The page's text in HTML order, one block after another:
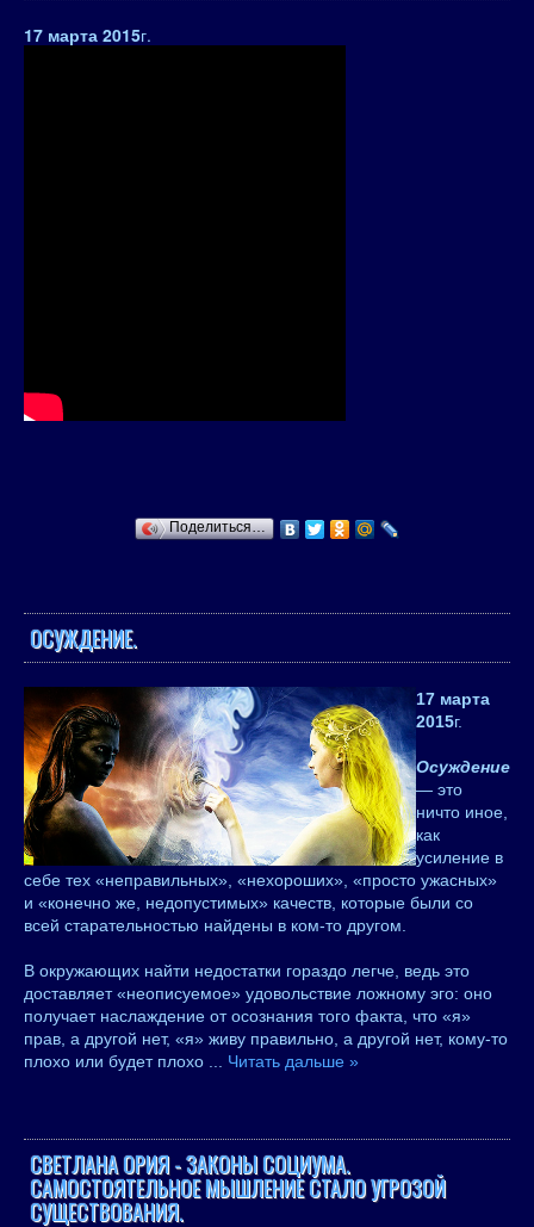
17 марта 2015г.
Поделиться…
ОСУЖДЕНИЕ.
17 марта
2015г.
Осуждение
— это
ничто иное,
как
усиление в
себе тех «неправильных», «нехороших», «просто ужасных»
и «конечно же, недопустимых» качеств, которые были со
всей старательностью найдены в ком-то другом.
В окружающих найти недостатки гораздо легче, ведь это
доставляет «неописуемое» удовольствие ложному эго: оно
получает наслаждение от осознания того факта, что «я»
прав, а другой нет, «я» живу правильно, а другой нет, кому-то
плохо или будет плохо
Читать дальше »
СВЕТЛАНА ОРИЯ - ЗАКОНЫ СОЦИУМА.
САМОСТОЯТЕЛЬНОЕ МЫШЛЕНИЕ СТАЛО УГРОЗОЙ
СУЩЕСТВОВАНИЯ.